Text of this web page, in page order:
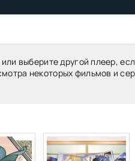
выберите другой плеер,
некоторых фильмов и